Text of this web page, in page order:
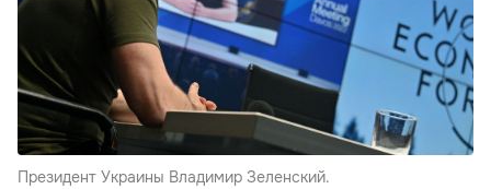
Президент Украины Владимир Зеленский.